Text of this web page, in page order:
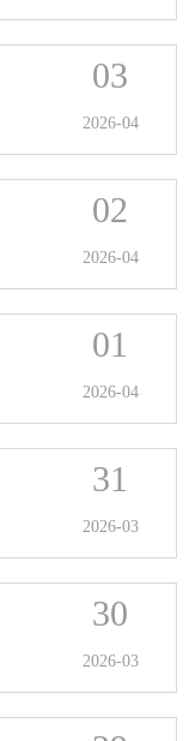
03
2026-04
02
2026-04
01
2026-04
31
2026-03
30
2026-03